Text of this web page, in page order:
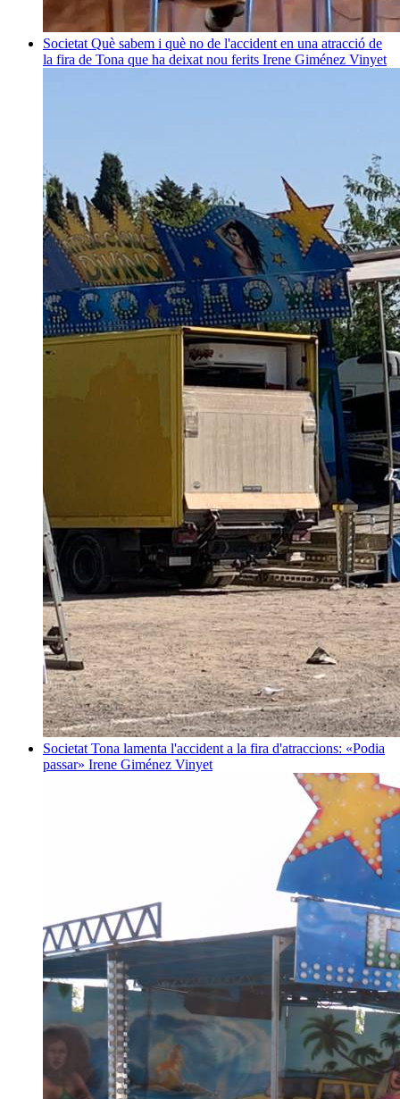
Societat Què sabem i què no de l'accident en una atracció de
la fira de Tona que ha deixat nou ferits Irene Giménez Vinyet
Societat Tona lamenta l'accident a la fira d'atraccions: «Podia
passar» Irene Giménez Vinyet